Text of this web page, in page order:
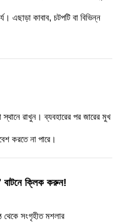
এছাড়া কাবাব, চটপটি বা বিভিন্ন
স্থানে রাখুন। ব্যবহারের পর জারের মুখ
করতে না পারে।
ক্লিক করুন!
থেকে সংগৃহীত মশলার